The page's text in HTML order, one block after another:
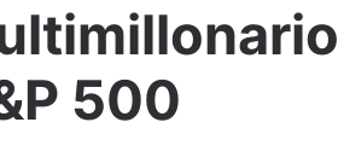
500